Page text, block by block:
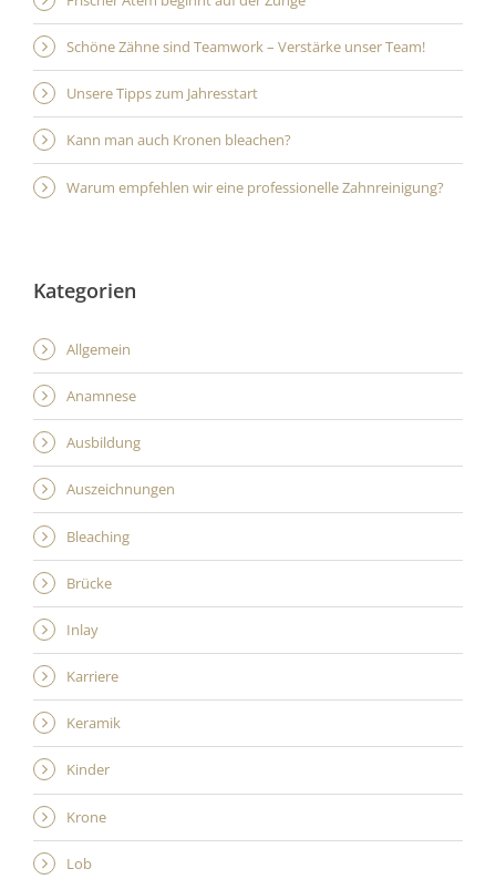
Schöne Zähne sind Teamwork – Verstärke unser Team!
Unsere Tipps zum Jahresstart
Kann man auch Kronen bleachen?
Warum empfehlen wir eine professionelle Zahnreinigung?
Kategorien
Allgemein
Anamnese
Ausbildung
Auszeichnungen
Bleaching
Brücke
Inlay
Karriere
Keramik
Kinder
Krone
Lob